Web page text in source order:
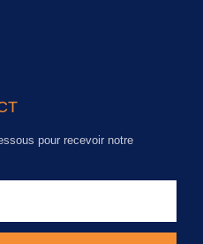
pour recevoir notre